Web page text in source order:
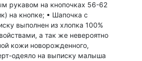
рукавом на кнопочках 56-62
на кнопке; • Шапочка с
выполнен из хлопка 100%
а так же невероятно
кожи новорожденного,
одеяло на выписку малыша